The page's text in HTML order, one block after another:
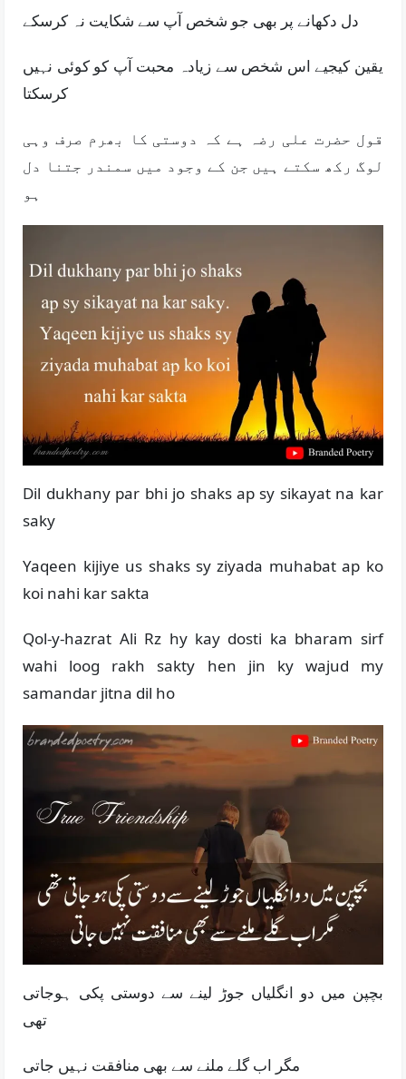
دل دکھانے پر بھی جو شخص آپ سے شکایت نہ کرسکے
یقین کیجیے اس شخص سے زیادہ محبت آپ کو کوئی نہیں
کرسکتا
قول حضرت علی رضہ ہے کہ دوستی کا بھرم صرف وہی
لوگ رکھ سکتے ہیں جن کے وجود میں سمندر جتنا دل
ہو
Dil dukhany par bhi jo shaks ap sy sikayat na kar
saky
Yaqeen kijiye us shaks sy ziyada muhabat ap ko
koi nahi kar sakta
Qol-y-hazrat Ali Rz hy kay dosti ka bharam sirf
wahi loog rakh sakty hen jin ky wajud my
samandar jitna dil ho
بچپن میں دو انگلیاں جوڑ لینے سے دوستی پکی ہوجاتی
تھی
مگر اب گلے ملنے سے بھی منافقت نہیں جاتی